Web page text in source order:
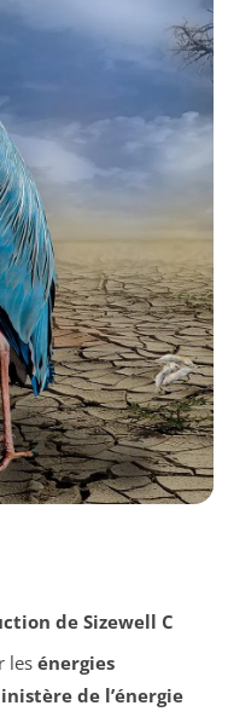
de Sizewell C
les énergies
de l’énergie